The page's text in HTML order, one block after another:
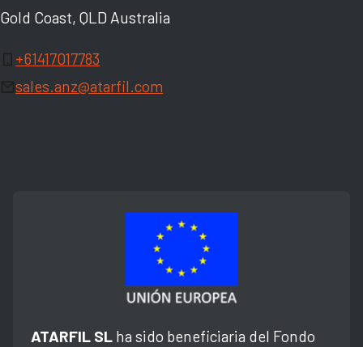
Gold Coast, QLD Australia
+61417017783
sales.anz@atarfil.com
ATARFIL SL ha sido beneficiaria del Fondo